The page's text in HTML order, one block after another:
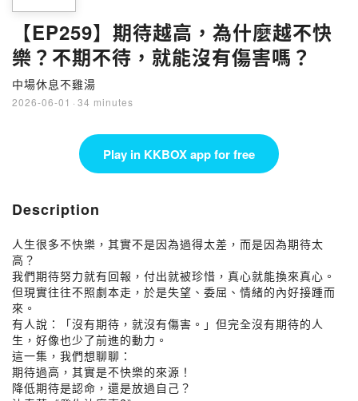
【EP259】期待越高，為什麼越不快
樂？不期不待，就能沒有傷害嗎？
中場休息不雞湯
2026-06-01 · 34 minutes
Play in KKBOX app for free
Description
人生很多不快樂，其實不是因為過得太差，而是因為期待太
高？
我們期待努力就有回報，付出就被珍惜，真心就能換來真心。
但現實往往不照劇本走，於是失望、委屈、情緒的內好接踵而
來。
有人說：「沒有期待，就沒有傷害。」但完全沒有期待的人
生，好像也少了前進的動力。
這一集，我們想聊聊：
期待過高，其實是不快樂的來源！
降低期待是認命，還是放過自己？